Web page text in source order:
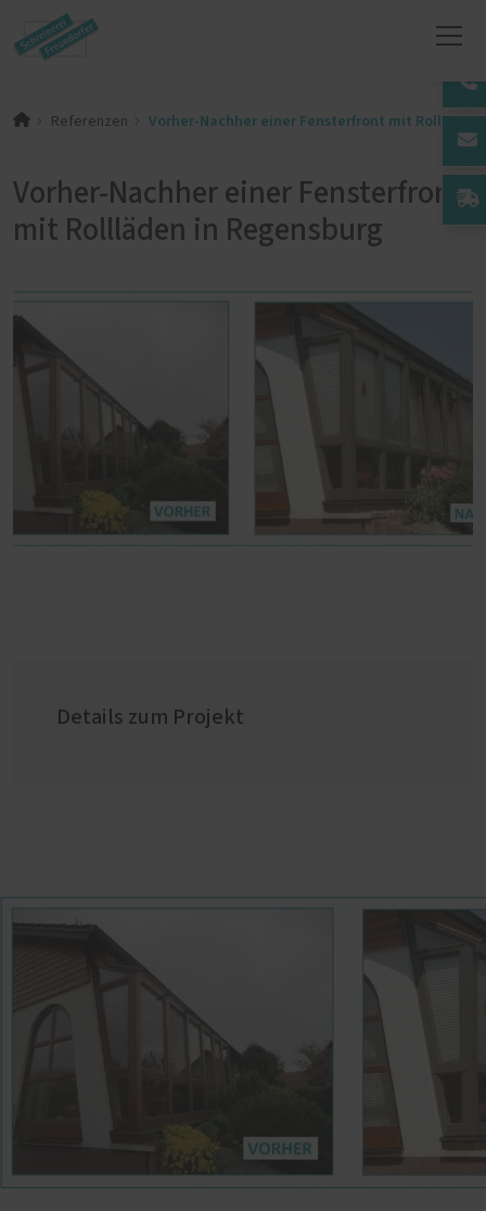
Referenzen Vorher-Nachher einer Fensterfront mit Rollläden
Vorher-Nachher einer Fensterfront
mit Rollläden in Regensburg
Details zum Projekt